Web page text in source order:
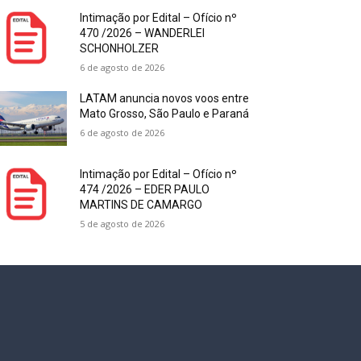
Intimação por Edital – Ofício nº
470 /2026 – WANDERLEI
SCHONHOLZER
6 de agosto de 2026
LATAM anuncia novos voos entre
Mato Grosso, São Paulo e Paraná
6 de agosto de 2026
Intimação por Edital – Ofício nº
474 /2026 – EDER PAULO
MARTINS DE CAMARGO
5 de agosto de 2026